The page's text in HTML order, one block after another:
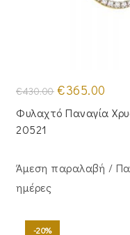
€430.00 Original
price
was:
€430.00.
€365.00
τιμή
είναι:
Φυλαχτό Παναγία
20521
Άμεση παραλαβή /
ημέρες
-20%